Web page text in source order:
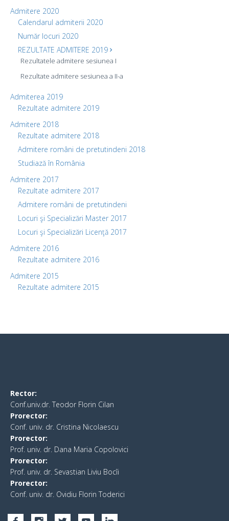
Admitere 2020
Calendarul admiterii 2020
Număr locuri 2020
REZULTATE ADMITERE 2019
Rezultatele admitere sesiunea I
Rezultate admitere sesiunea a II-a
Admiterea 2019
Rezultate admitere 2019
Admitere 2018
Rezultate admitere 2018
Admitere români de pretutindeni 2018
Studiază în România
Admitere 2017
Rezultate admitere 2017
Admitere români de pretutindeni
Locuri şi Specializări Master 2017
Locuri şi Specializări Licenţă 2017
Admitere 2016
Rezultate admitere 2016
Admitere 2015
Rezultate admitere 2015
Rector:
Conf.univ.dr. Teodor Florin Cilan
Prorector:
Conf. univ. dr. Cristina Nicolaescu
Prorector:
Prof. univ. dr. Dana Maria Copolovici
Prorector:
Prof. univ. dr. Sevastian Liviu Bocîi
Prorector:
Conf. univ. dr. Ovidiu Florin Toderici